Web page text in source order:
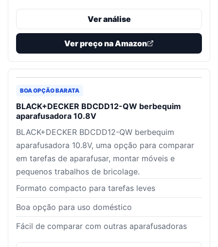
Ver análise
Ver preço na Amazon
BOA OPÇÃO BARATA
BLACK+DECKER BDCDD12-QW berbequim
aparafusadora 10.8V
BLACK+DECKER BDCDD12-QW berbequim
aparafusadora 10.8V, uma opção para comparar
em tarefas de aparafusar, montar móveis e
pequenos trabalhos de bricolage.
Formato compacto para tarefas leves
Boa opção para uso doméstico
Fácil de comparar com outras aparafusadoras